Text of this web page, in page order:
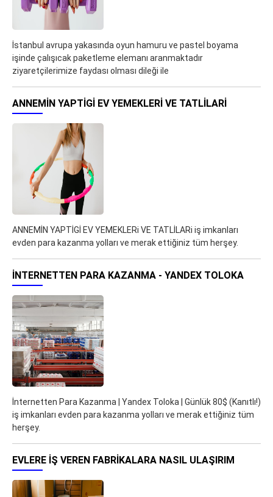
İstanbul avrupa yakasında oyun hamuru ve pastel boyama
işinde çalışıcak paketleme elemanı aranmaktadır
ziyaretçilerimize faydası olması dileği ile
ANNEMİN YAPTİGİ EV YEMEKLERI VE TATLİLARI
ANNEMİN YAPTİGİ EV YEMEKLERi VE TATLİLARi iş imkanları
evden para kazanma yolları ve merak ettiğiniz tüm herşey.
İNTERNETTEN PARA KAZANMA - YANDEX TOLOKA
İnternetten Para Kazanma | Yandex Toloka | Günlük 80$ (Kanıtlı!)
iş imkanları evden para kazanma yolları ve merak ettiğiniz tüm
herşey.
EVLERE İŞ VEREN FABRIKALARA NASIL ULAŞIRIM